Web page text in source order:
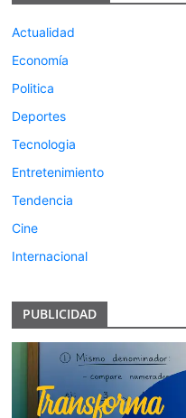
Actualidad
Economía
Politica
Deportes
Tecnologia
Entretenimiento
Tendencia
Cine
Internacional
PUBLICIDAD